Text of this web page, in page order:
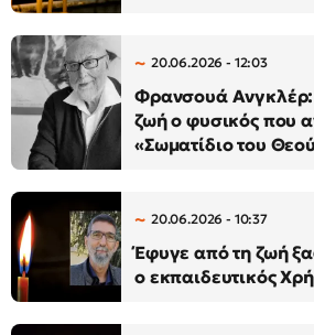
20.06.2026 - 12:03
Φρανσουά
ζωή ο φυσικός που
«Σωματίδιο του
20.06.2026 - 10:37
Έφυγε από τη ζωή
ο εκπαιδευτικός